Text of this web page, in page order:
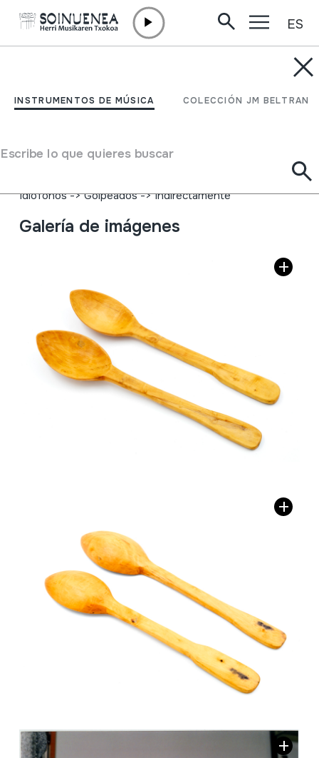
INSTRUMENTOS DE MÚSICA COLECCIÓN JM BELTRAN
Escribe lo que quieres buscar
ES
Koilarak; cucharas
Juan Luis Pena (Oronz, Valle de Salazar). 2005ean 80
Idiófonos->Golpeados->Indirectamente
Galería de imágenes